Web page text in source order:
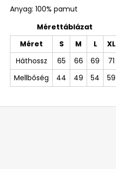
Anyag: 100% pamut
Mérettáblázat
Méret
S M L
XL
Háthossz
65 66 69
71
Mellbőség
44 49 54 59
L